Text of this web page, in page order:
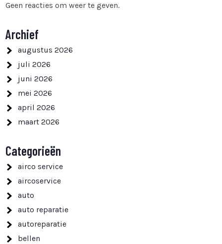
Geen reacties om weer te geven.
Archief
augustus 2026
juli 2026
juni 2026
mei 2026
april 2026
maart 2026
Categorieën
airco service
aircoservice
auto
auto reparatie
autoreparatie
bellen